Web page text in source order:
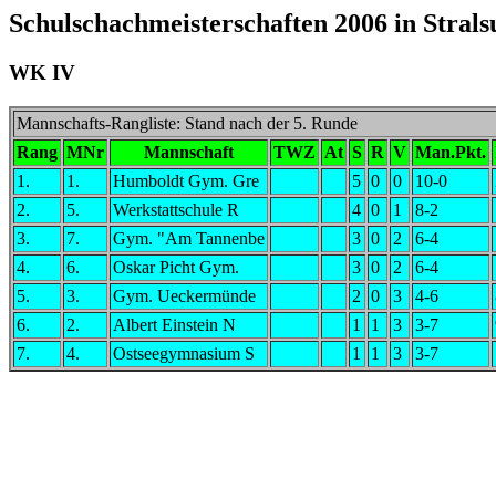
Schulschachmeisterschaften 2006 in
WK IV
Mannschafts-Rangliste: Stand nach der 5. Runde
Rang MNr Mannschaft TWZ At S R V Man.Pkt.
1.
1. Humboldt Gym. Gre 5 0 0 10-0
2.
5. Werkstattschule R 4 0 1 8-2
3.
7. Gym. "Am Tannenbe 3 0 2 6-4
4.
6. Oskar Picht Gym. 3 0 2 6-4
5.
3. Gym. Ueckermünde 2 0 3 4-6
6.
2. Albert Einstein N 1 1 3 3-7
7.
4. Ostseegymnasium S 1 1 3 3-7